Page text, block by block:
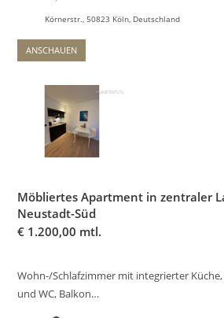
Körnerstr., 50823 Köln, Deutschland
ANSCHAUEN
Möbliertes Apartment in zentraler
Neustadt-Süd
€ 1.200,00 mtl.
Wohn-/Schlafzimmer mit integrierter
und WC, Balkon…